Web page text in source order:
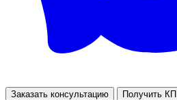
Заказать консультацию Получить КП